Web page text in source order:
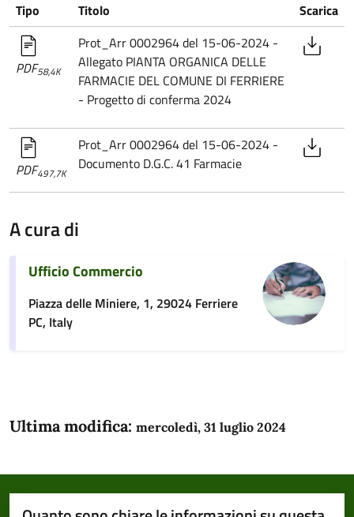
Tipo Titolo Scarica
PDF58,4K
Prot_Arr 0002964 del 15-06-2024 -
Allegato PIANTA ORGANICA DELLE
FARMACIE DEL COMUNE DI FERRIERE
- Progetto di conferma 2024
PDF497,7K
Prot_Arr 0002964 del 15-06-2024 -
Documento D.G.C. 41 Farmacie
A cura di
Ufficio Commercio
Piazza delle Miniere, 1, 29024 Ferriere
PC, Italy
Ultima modifica: mercoledì, 31 luglio 2024